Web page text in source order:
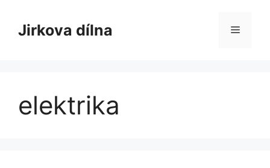
obsahJirkova dílna Menu
elektrika